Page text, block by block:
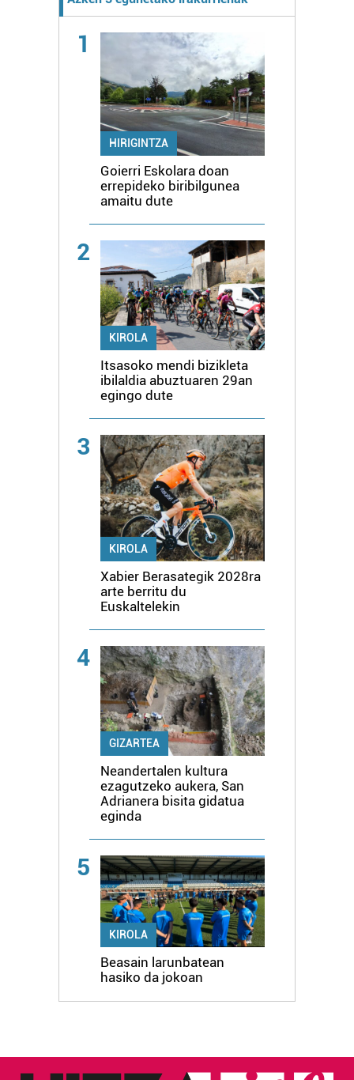
1
HIRIGINTZA
Goierri Eskolara doan
errepideko biribilgunea
amaitu dute
2
KIROLA
Itsasoko mendi bizikleta
ibilaldia abuztuaren 29an
egingo dute
3
KIROLA
Xabier Berasategik 2028ra
arte berritu du
Euskaltelekin
4
GIZARTEA
Neandertalen kultura
ezagutzeko aukera, San
Adrianera bisita gidatua
eginda
5
KIROLA
Beasain larunbatean
hasiko da jokoan